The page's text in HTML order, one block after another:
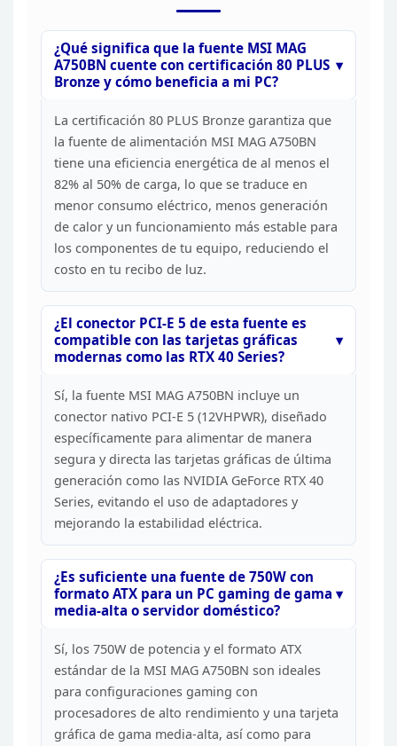
¿Qué significa que la fuente MSI MAG
A750BN cuente con certificación 80 PLUS
Bronze y cómo beneficia a mi PC?
La certificación 80 PLUS Bronze garantiza que
la fuente de alimentación MSI MAG A750BN
tiene una eficiencia energética de al menos el
82% al 50% de carga, lo que se traduce en
menor consumo eléctrico, menos generación
de calor y un funcionamiento más estable para
los componentes de tu equipo, reduciendo el
costo en tu recibo de luz.
¿El conector PCI-E 5 de esta fuente es
compatible con las tarjetas gráficas
modernas como las RTX 40 Series?
Sí, la fuente MSI MAG A750BN incluye un
conector nativo PCI-E 5 (12VHPWR), diseñado
específicamente para alimentar de manera
segura y directa las tarjetas gráficas de última
generación como las NVIDIA GeForce RTX 40
Series, evitando el uso de adaptadores y
mejorando la estabilidad eléctrica.
¿Es suficiente una fuente de 750W con
formato ATX para un PC gaming de gama
media-alta o servidor doméstico?
Sí, los 750W de potencia y el formato ATX
estándar de la MSI MAG A750BN son ideales
para configuraciones gaming con
procesadores de alto rendimiento y una tarjeta
gráfica de gama media-alta, así como para